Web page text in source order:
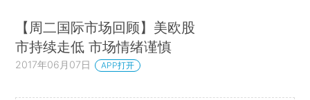
【周二国际市场回顾】美欧股
市持续走低 市场情绪谨慎
2017年06月07日 APP打开